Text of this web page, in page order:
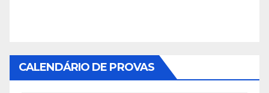
CALENDÁRIO DE PROVAS